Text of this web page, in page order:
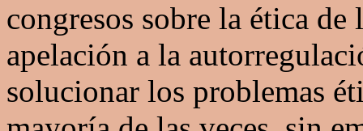
congresos sobre la ética
apelación a la
solucionar los problemas